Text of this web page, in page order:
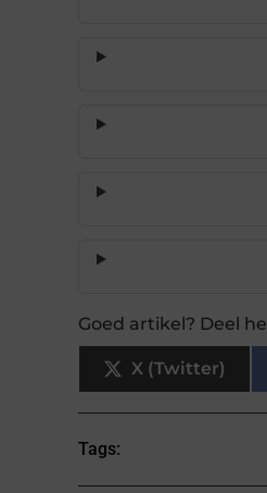
Goed artikel? Deel
X (Twitter)
Tags: